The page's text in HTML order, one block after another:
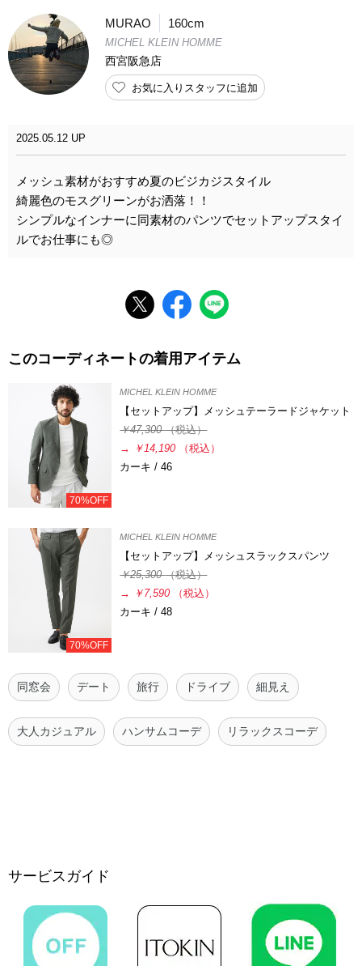
MURAO 160cm
MICHEL KLEIN HOMME
西宮阪急店
お気に入りスタッフに追加
2025.05.12 UP
メッシュ素材がおすすめ夏のビジカジスタイル
綺麗色のモスグリーンがお洒落！！
シンプルなインナーに同素材のパンツでセットアップスタイ
ルでお仕事にも◎
このコーディネートの着用アイテム
70%OFF
MICHEL KLEIN HOMME
【セットアップ】メッシュテーラードジャケット
￥47,300（税込）
→
￥14,190
（税込）
カーキ / 46
70%OFF
MICHEL KLEIN HOMME
【セットアップ】メッシュスラックスパンツ
￥25,300（税込）
→
￥7,590
（税込）
カーキ / 48
同窓会 デート 旅行 ドライブ 細見え
大人カジュアル ハンサムコーデ リラックスコーデ
サービスガイド